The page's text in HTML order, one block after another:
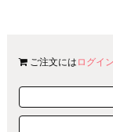
ご注文には ログイン